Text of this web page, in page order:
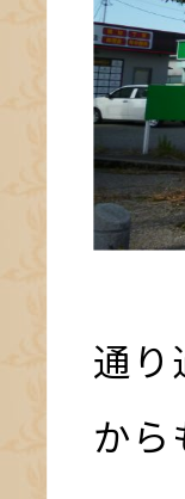
通り
か